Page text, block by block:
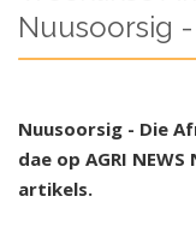
Nuusoorsig
Nuusoorsig - Die
dae op AGRI
artikels.